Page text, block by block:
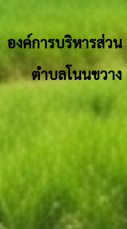
องค์การบริหารส่วน
ตำบลโนนขวาง